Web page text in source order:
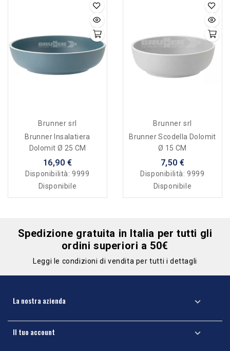
Brunner srl
Brunner Insalatiera
Dolomit Ø 25 CM
16,90 €
Disponibilità:9999
Disponibile
Brunner srl
Brunner Scodella Dolomit
Ø 15 CM
7,50 €
Disponibilità:9999
Disponibile
Spedizione gratuita in Italia per tutti gli
ordini superiori a 50€
Leggi le condizioni di vendita per tutti i dettagli
La nostra azienda 
Il tuo account 